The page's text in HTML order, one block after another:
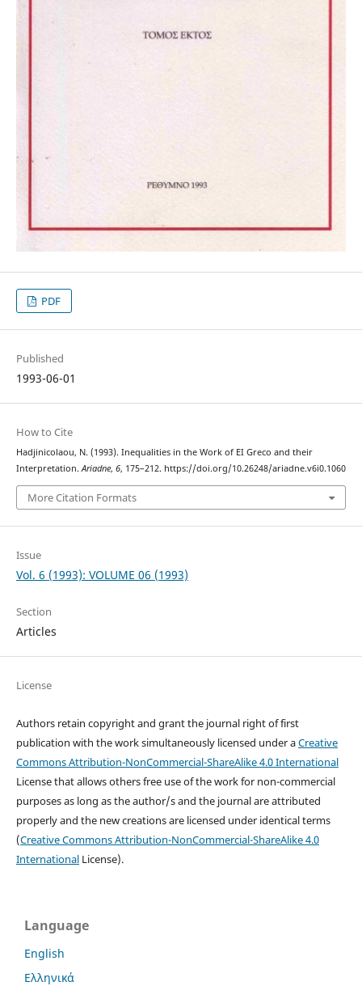
PDF
Published
1993-06-01
How to Cite
Hadjinicolaou, N. (1993). Inequalities in the Work of ΕΙ Greco and their
Interpretation.Ariadne, 6, 175–212. https://doi.org/10.26248/ariadne.v6i0.1060
More Citation Formats
Issue
Vol. 6 (1993): VOLUME 06 (1993)
Section
Articles
License
Authors retain copyright and grant the journal right of first
publication with the work simultaneously licensed under aCreative
Commons Attribution-NonCommercial-ShareAlike 4.0 International
License that allows others free use of the work for non-commercial
purposes as long as the author/s and the journal are attributed
properly and the new creations are licensed under identical terms
(Creative Commons Attribution-NonCommercial-ShareAlike 4.0
InternationalLicense).
Language
English
Ελληνικά